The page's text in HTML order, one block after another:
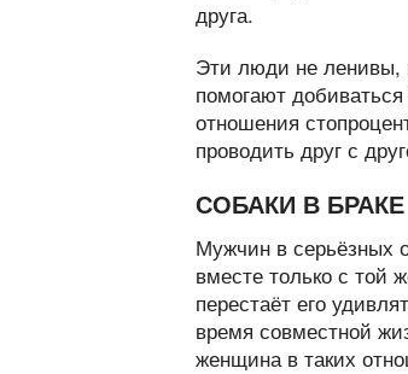
Эти люди не ленивы,
помогают
отношения
проводить друг с
СОБАКИ В БРАКЕ
Мужчин в серьёзных
вместе только с той
перестаёт его
время совместной
женщина в таких